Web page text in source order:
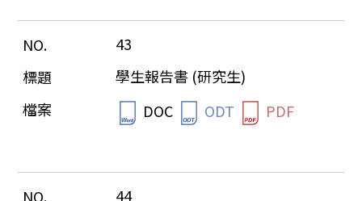
43
學生報告書 (研究生)
DOC
ODT PDF
44